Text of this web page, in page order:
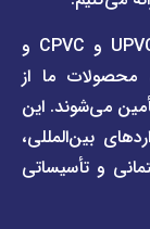
به‌عنوان واردکننده مستقیم لوله و اتصالات UPVC و CPVC و
از
این
صفحه
برند
پیمتاش
صفحه
برند
فاراب
قوانین
و
مقررات
وبلاگ
خبری